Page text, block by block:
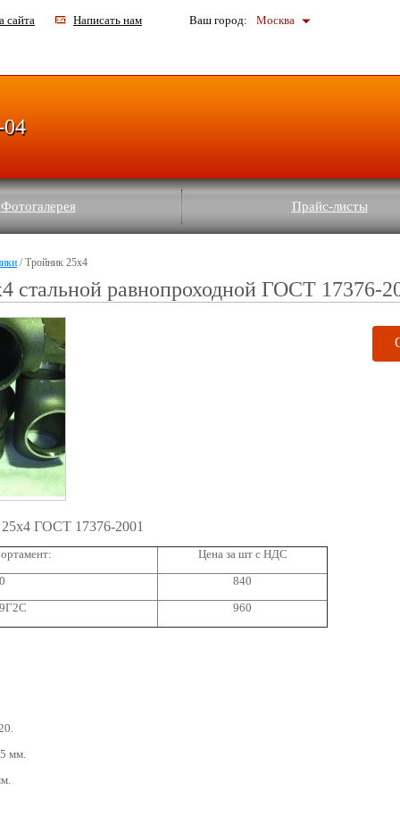
сайта Написать нам Ваш город: Москва
Фотогалерея Прайс-листы
/ Тройник 25х4
стальной равнопроходной ГОСТ 17376-
ГОСТ 17376-2001
Цена за шт с НДС
840
960
мм.